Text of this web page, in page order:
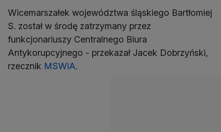
Wicemarszałek województwa śląskiego Bartłomiej
S. został w środę zatrzymany przez
funkcjonariuszy Centralnego Biura
Antykorupcyjnego - przekazał Jacek Dobrzyński,
rzecznik MSWiA.